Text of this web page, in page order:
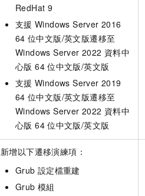
RedHat 9
支援 Windows Server 2016
64 位中文版/英文版遷移至
Windows Server 2022 資料中
心版 64 位中文版/英文版
支援 Windows Server 2019
64 位中文版/英文版遷移至
Windows Server 2022 資料中
心版 64 位中文版/英文版
新增以下遷移演練項：
Grub 設定檔重建
Grub 模組